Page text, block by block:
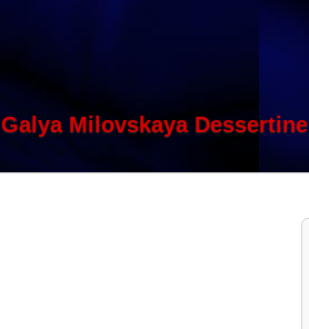
Galya Milovskaya Dessertine